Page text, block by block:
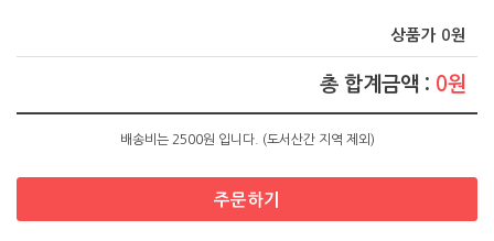
상품가 0원
총 합계금액 : 0원
배송비는 2500원 입니다. (도서산간 지역 제외)
주문하기